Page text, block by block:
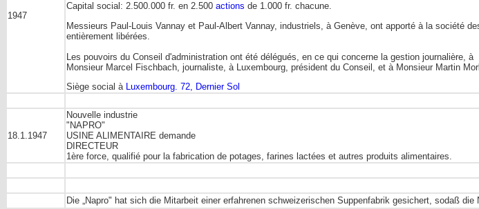
1947
Capital social: 2.500.000 fr. en 2.500 actions de 1.000 fr. chacune.
Messieurs Paul-Louis Vannay et Paul-Albert Vannay, industriels, à Genève, ont apporté à la société
entièrement libérées.
Les pouvoirs du Conseil d'administration ont été délégués, en ce qui concerne la gestion journalière, à
Monsieur Marcel Fischbach, journaliste, à Luxembourg, président du Conseil, et à Monsieur Martin
Siège social à
Luxembourg. 72, Dernier Sol
18.1.1947
Nouvelle industrie
"NAPRO"
USINE ALIMENTAIRE demande
DIRECTEUR
1ère force, qualifié pour la fabrication de potages, farines lactées et autres produits alimentaires.
Die „Napro" hat sich die Mitarbeit einer erfahrenen schweizerischen Suppenfabrik gesichert, sodaß